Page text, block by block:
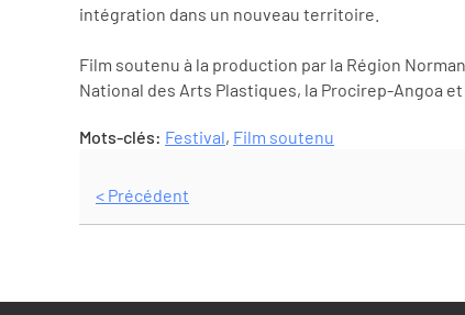
intégration dans un nouveau territoire.
Film soutenu à la production par la Région
National des Arts Plastiques, la Procirep-Angoa
Mots-clés: Festival, Film soutenu
< Précédent